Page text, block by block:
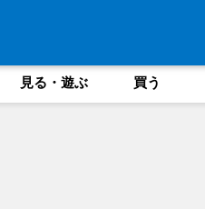
見る・遊ぶ 買う